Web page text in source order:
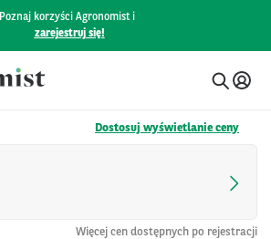
Poznaj korzyści Agronomist i
zarejestruj się!
Dostosuj wyświetlanie ceny
Więcej cen dostępnych po rejestracji